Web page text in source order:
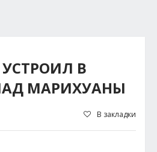
В
МАРИХУАНЫ
В закладки